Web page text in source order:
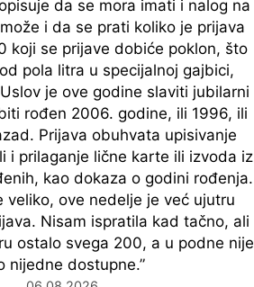
da se mora imati i nalog na
i da se prati koliko je prijava
koji se prijave dobiće poklon, što
pola litra u specijalnoj gajbici,
je ove godine slaviti jubilarni
rođen 2006. godine, ili 1996, ili
Prijava obuhvata upisivanje
i prilaganje lične karte ili izvoda iz
kao dokaza o godini rođenja.
veliko, ove nedelje je već ujutru
Nisam ispratila kad tačno, ali
ostalo svega 200, a u podne nije
nijedne dostupne.”